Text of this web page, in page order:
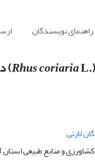
راهنمای نویسندگان
Rhus coriariaL) در استان آذربایجان غربی
لارتی
و منابع طبیعی استان